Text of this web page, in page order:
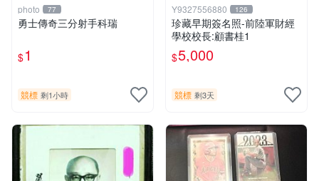
photo 77
勇士傳奇三分射手科瑞
$1
競標 剩1小時
Y9327556880 126
珍藏早期簽名照-前陸軍財經
學校校長:顧書桂1
$5,000
競標 剩3天